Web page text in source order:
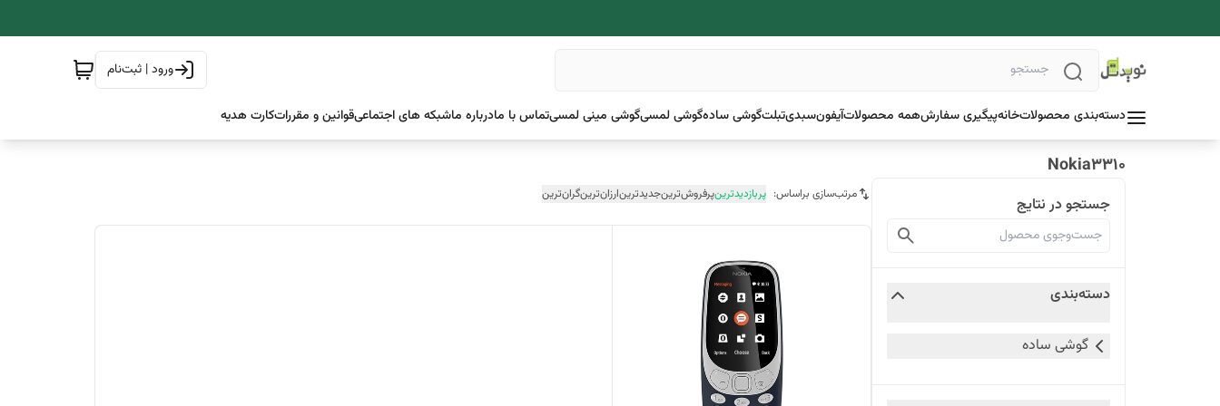
ورود | ثبت‌نام
دسته‌بندی محصولاتخانهپیگیری سفارشهمه محصولاتآیفونسبدیتبلتگوشی سادهگوشی لمسیگوشی مینی لمسیتماس با مادرباره ماشبکه های اجتماعیقوانین و مقرراتکارت هدیه
Nokia3310
جستجو در نتایج
دسته‌بندی
گوشی ساده
مرتب‌سازی براساس: پربازدیدترینپرفروش‌ترینجدیدترینارزان‌ترینگران‌ترین